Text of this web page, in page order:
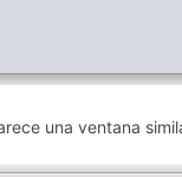
una ventana